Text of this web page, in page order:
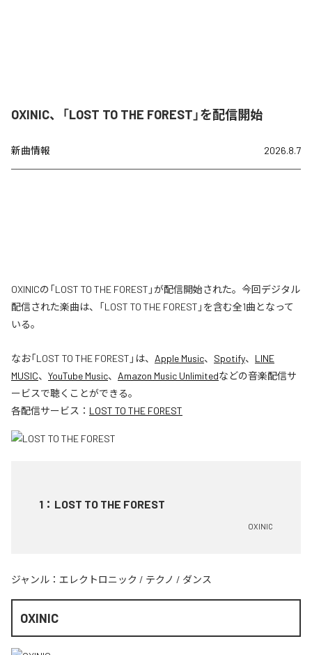
OXINIC、「LOST TO THE FOREST」を配信開始
新曲情報 2026.8.7
OXINICの「LOST TO THE FOREST」が配信開始された。今回デジタル
配信された楽曲は、「LOST TO THE FOREST」を含む全1曲となって
いる。
なお「LOST TO THE FOREST 」は、 Apple Music、 Spotify、 LINE
MUSIC、 YouTube Music、 Amazon Music Unlimitedなどの音楽配信サ
ービスで聴くことができる。
各配信サービス： LOST TO THE FOREST
1 ： LOST TO THE FOREST
OXINIC
ジャンル： エレクトロニック / テクノ / ダンス
OXINIC